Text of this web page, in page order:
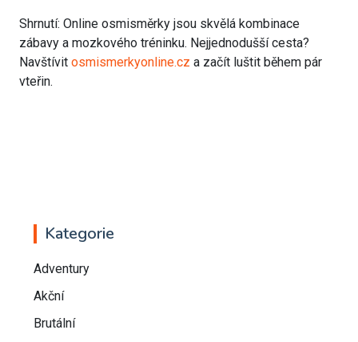
Shrnutí: Online osmisměrky jsou skvělá kombinace
zábavy a mozkového tréninku. Nejjednodušší cesta?
Navštívit osmismerkyonline.cz a začít luštit během pár
vteřin.
Kategorie
Adventury
Akční
Brutální